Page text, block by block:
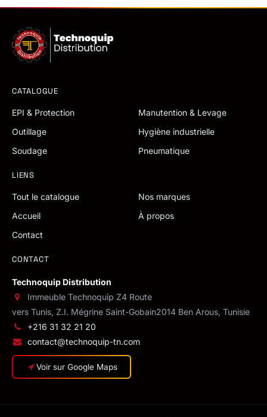
CATALOGUE
EPI & Protection
Manutention & Levage
Outillage
Hygiène industrielle
Soudage
Pneumatique
LIENS
Tout le catalogue
Nos marques
Accueil
À propos
Contact
CONTACT
Technoquip Distribution
Immeuble Technoquip Z4 Route
vers Tunis, Z.I. Mégrine Saint-Gobain2014 Ben Arous, Tunisie
+216 31 32 21 20
contact@technoquip-tn.com
Voir sur Google Maps